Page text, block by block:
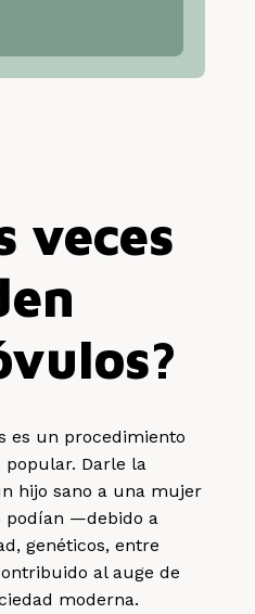
veces
es un procedimiento
popular. Darle la
hijo sano a una mujer
podían —debido a
genéticos, entre
al auge de
moderna.